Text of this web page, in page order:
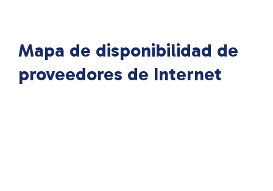
Mapa de disponibilidad de
proveedores de Internet